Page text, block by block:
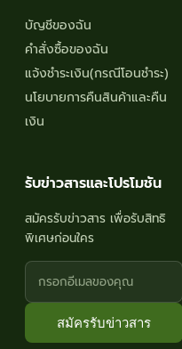
บัญชีของฉัน
คำสั่งซื้อของฉัน
แจ้งชำระเงิน(กรณีโอนชำระ)
นโยบายการคืนสินค้าและคืน
เงิน
รับข่าวสารและโปรโมชัน
สมัครรับข่าวสาร เพื่อรับสิทธิ
พิเศษก่อนใคร
สมัครรับข่าวสาร